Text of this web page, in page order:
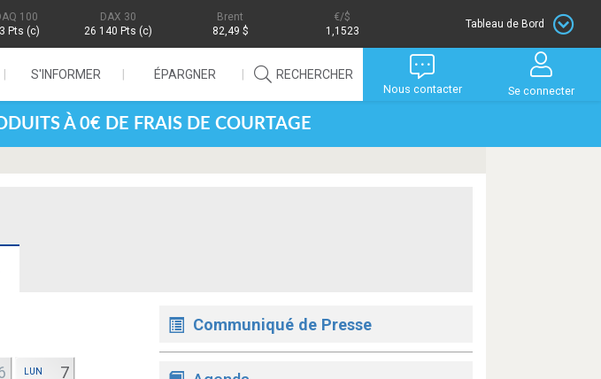
100
Pts (c)
DAX 30
26 140 Pts (c)
Brent
82,49 $
/$
1,1523
Tableau de Bord
S'INFORMER ÉPARGNER RECHERCHER
Nous contacter Se connecter
À 0€ DE FRAIS DE COURTAGE
LUN 7
Communiqué de Presse